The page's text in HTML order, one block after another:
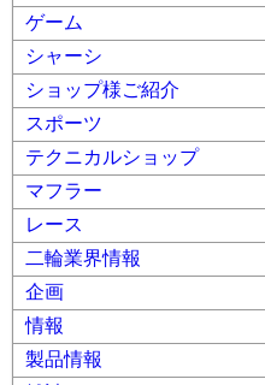
ゲーム
シャーシ
ショップ様ご紹介
スポーツ
テクニカルショップ
マフラー
レース
二輪業界情報
企画
情報
製品情報